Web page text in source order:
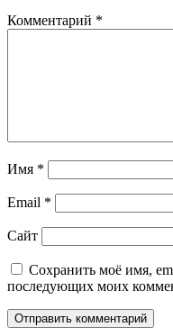
Комментарий *
Имя *
Email *
Сайт
Сохранить моё имя,
последующих моих